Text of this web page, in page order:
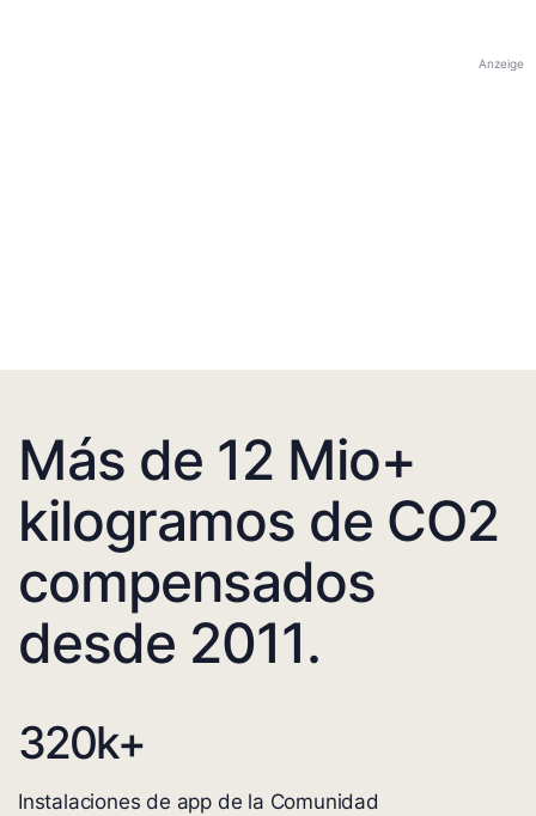
Anzeige
Más de 12 Mio+
kilogramos de CO2
compensados
desde 2011.
320k+
Instalaciones de app de la Comunidad